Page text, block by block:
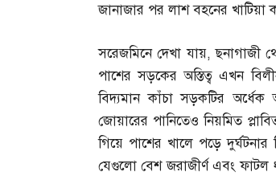
জানাজার পর লাশ বহনের খাটিয়া
সরেজমিনে দেখা যায়,ছনাগাজী
পাশের সড়কের অস্তিত্ব এখন
বিদ্যমান কাঁচা সড়কটির অর্ধেক
জোয়ারের পানিতেও নিয়মিত
গিয়ে পাশের খালে পড়ে
যেগুলো বেশ জরাজীর্ণ এবং ফাটল